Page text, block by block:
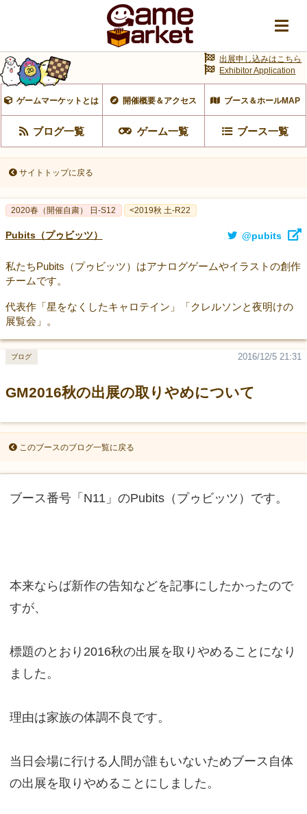
ゲームマーケットとは 開催概要＆アクセス ブース＆ホールMAP
ブログ一覧 ゲーム一覧 ブース一覧
出展申し込みはこちら
Exhibitor Application
サイトトップに戻る
2020春（開催自粛） 日-S12 <2019秋 土-R22
Pubits（プゥビッツ） @pubits
私たちPubits（プゥビッツ）はアナログゲームやイラストの創作
チームです。
代表作「星をなくしたキャロテイン」「クレルソンと夜明けの
展覧会」。
GM2016秋の出展の取りやめについて
2016/12/5 21:31
ブログ
このブースのブログ一覧に戻る
ブース番号「N11」のPubits（プゥビッツ）です。
本来ならば新作の告知などを記事にしたかったので
すが、
標題のとおり2016秋の出展を取りやめることになり
ました。
理由は家族の体調不良です。
当日会場に行ける人間が誰もいないためブース自体
の出展を取りやめることにしました。